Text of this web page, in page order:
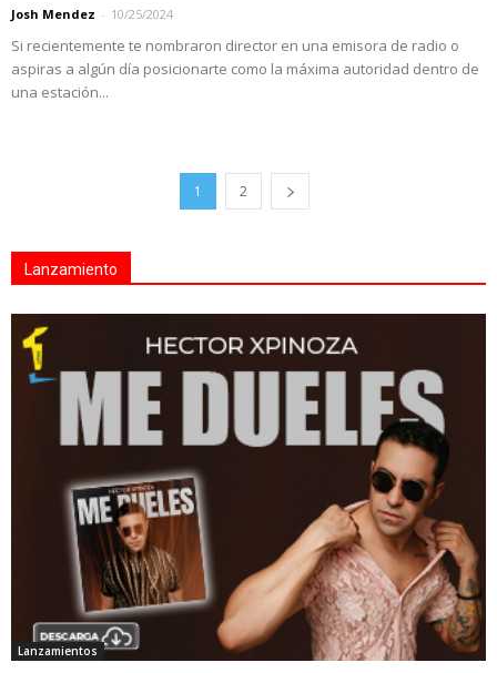
Josh Mendez - 10/25/2024
Si recientemente te nombraron director en una emisora de radio o
aspiras a algún día posicionarte como la máxima autoridad dentro de
una estación...
1 2
Lanzamiento
Lanzamientos